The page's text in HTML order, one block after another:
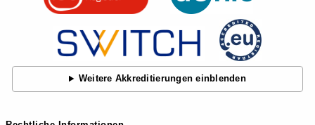
Weitere Akkreditierungen einblenden